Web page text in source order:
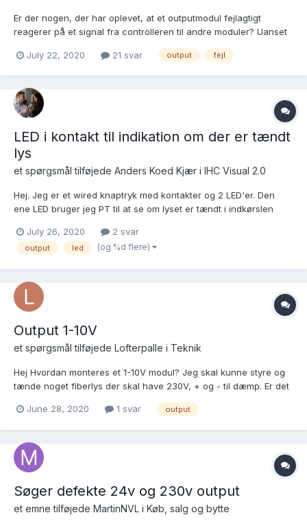
Er der nogen, der har oplevet, at et outputmodul fejlagtigt
reagerer på et signal fra controlleren til andre moduler? Uanset
så slukker dette modul en bestemt udgang samtidig. Service
July 22, 2020 21 svar output fejl
LED i kontakt til indikation om der er tændt
lys
et spørgsmål tilføjede Anders Koed Kjær i IHC Visual 2.0
Hej. Jeg er et wired knaptryk med kontakter og 2 LED'er. Den
ene LED bruger jeg PT til at se om lyset er tændt i indkørslen
sådan at hvis eksempelvis lyset i indkørslen er tændt ELLER lyset
i stuen ELLER lyset i børneværelset er tændt,...
July 26, 2020 2 svar
output led (og %d flere)
Output 1-10V
et spørgsmål tilføjede Lofterpalle i Teknik
Hej Hvordan monteres et 1-10V modul? Jeg skal kunne styre og
tænde noget fiberlys der skal have 230V, + og - til dæmp. Er det
skal 230V bare på et udgangsmodul?
June 28, 2020 1 svar output
Søger defekte 24v og 230v output
et emne tilføjede MartinNVL i Køb, salg og bytte